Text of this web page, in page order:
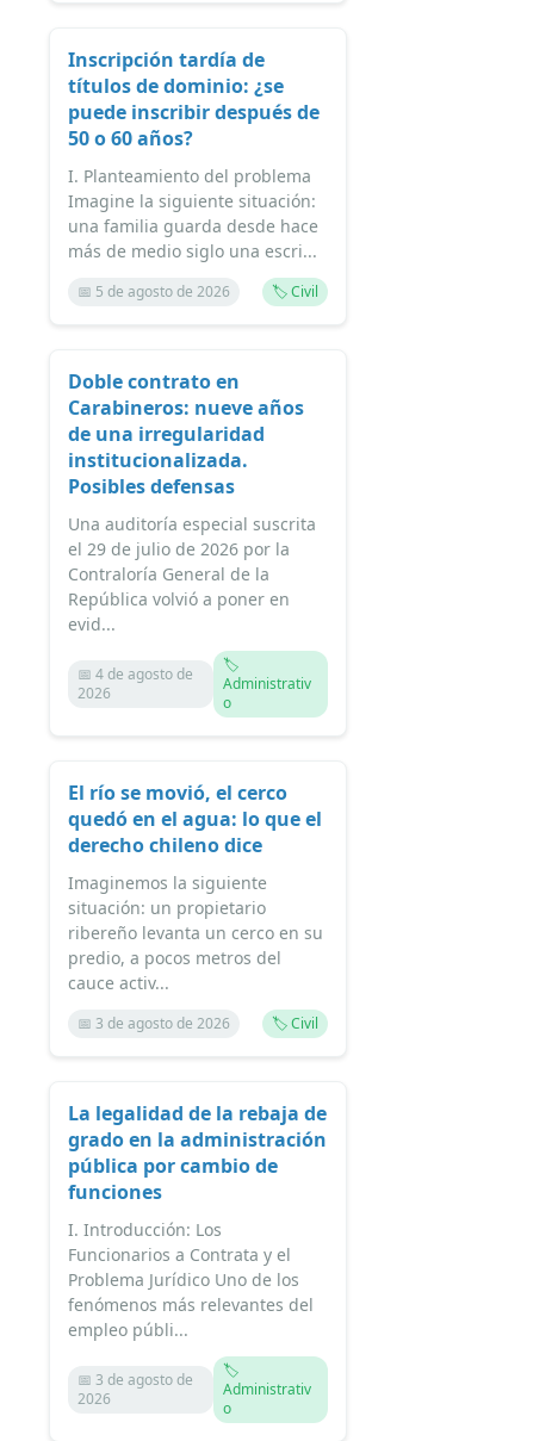
Inscripción tardía de
títulos de dominio: ¿se
puede inscribir después de
50 o 60 años?
I. Planteamiento del problema
Imagine la siguiente situación:
una familia guarda desde hace
más de medio siglo una escri...
📅 5 de agosto de 2026 🏷️ Civil
Doble contrato en
Carabineros: nueve años
de una irregularidad
institucionalizada.
Posibles defensas
Una auditoría especial suscrita
el 29 de julio de 2026 por la
Contraloría General de la
República volvió a poner en
evid...
📅 4 de agosto de
2026
🏷️
Administrativ
o
El río se movió, el cerco
quedó en el agua: lo que el
derecho chileno dice
Imaginemos la siguiente
situación: un propietario
ribereño levanta un cerco en su
predio, a pocos metros del
cauce activ...
📅 3 de agosto de 2026 🏷️ Civil
La legalidad de la rebaja de
grado en la administración
pública por cambio de
funciones
I. Introducción: Los
Funcionarios a Contrata y el
Problema Jurídico Uno de los
fenómenos más relevantes del
empleo públi...
📅 3 de agosto de
2026
🏷️
Administrativ
o